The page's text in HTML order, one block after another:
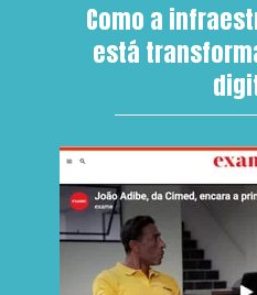
Como a
está